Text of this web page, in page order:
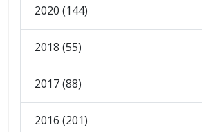
2020 (144)
2018 (55)
2017 (88)
2016 (201)